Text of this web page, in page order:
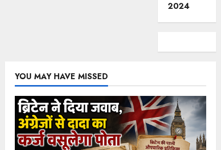
2024
YOU MAY HAVE MISSED